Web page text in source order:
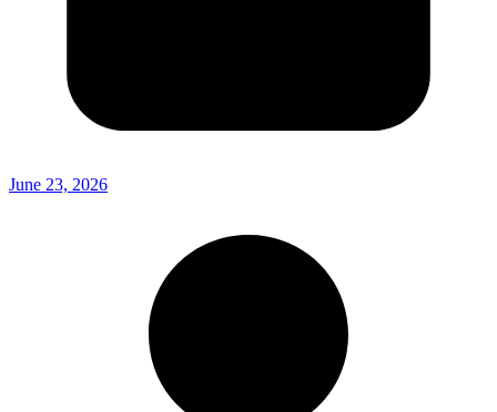
June 23, 2026